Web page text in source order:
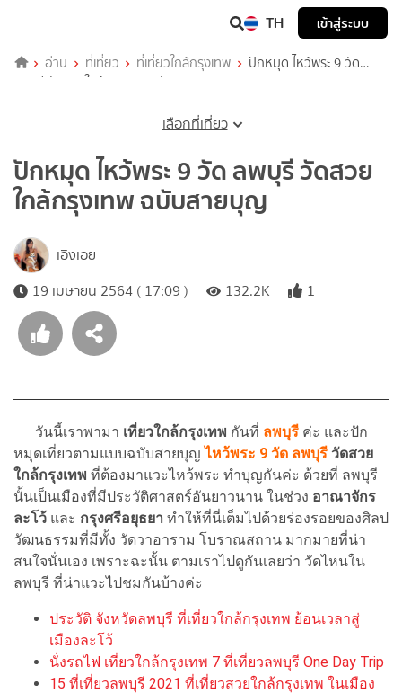
TH เข้าสู่ระบบ
อ่าน ที่เที่ยว ที่เที่ยวใกล้กรุงเทพ
ปักหมุด ไหว้พระ 9 วัด
ลพบุรี วัดสวยใกล้กรุงเทพ ฉบับสายบุญ
เลือกที่เที่ยว
ปักหมุด ไหว้พระ 9 วัด ลพบุรี วัดสวย
ใกล้กรุงเทพ ฉบับสายบุญ
เอิงเอย
19 เมษายน 2564 ( 17:09 )
132.2K 1
วันนี้เราพามา เที่ยวใกล้กรุงเทพ กันที่ ลพบุรี ค่ะ และปัก
หมุดเที่ยวตามแบบฉบับสายบุญ ไหว้พระ 9 วัด ลพบุรี วัดสวย
ใกล้กรุงเทพ ที่ต้องมาแวะไหว้พระ ทำบุญกันค่ะ ด้วยที่ ลพบุรี
นั้นเป็นเมืองที่มีประวัติศาสตร์อันยาวนาน ในช่วง อาณาจักร
ละโว้ และ กรุงศรีอยุธยา ทำให้ที่นี่เต็มไปด้วยร่องรอยของศิลป
วัฒนธรรมที่มีทั้ง วัดวาอาราม โบราณสถาน มากมายที่น่า
สนใจนั่นเอง เพราะฉะนั้น ตามเราไปดูกันเลยว่า วัดไหนใน
ลพบุรี ที่น่าแวะไปชมกันบ้างค่ะ
ประวัติ จังหวัดลพบุรี ที่เที่ยวใกล้กรุงเทพ ย้อนเวลาสู่
เมืองละโว้
นั่งรถไฟ เที่ยวใกล้กรุงเทพ 7 ที่เที่ยวลพบุรี One Day Trip
15 ที่เที่ยวลพบุรี 2021 ที่เที่ยวสวยใกล้กรุงเทพ ในเมือง